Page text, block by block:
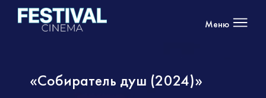
Меню
«Собиратель душ (2024)»